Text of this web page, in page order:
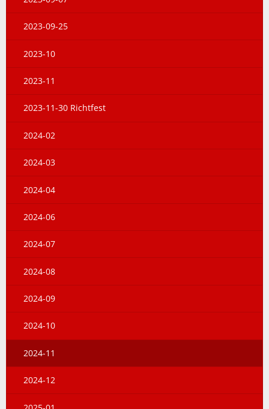
2023-09-25
2023-10
2023-11
2023-11-30 Richtfest
2024-02
2024-03
2024-04
2024-06
2024-07
2024-08
2024-09
2024-10
2024-11
2024-12